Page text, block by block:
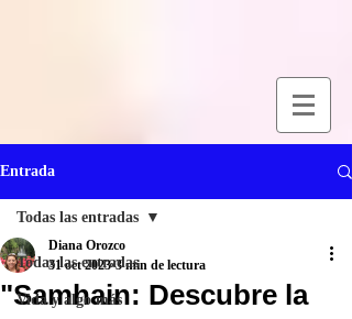
Entrada
Todas las entradas
Vida y algo más
Todas las entradas
"Samhain: Descubre la
Diana Orozco
31 oct 2023 3 min de lectura